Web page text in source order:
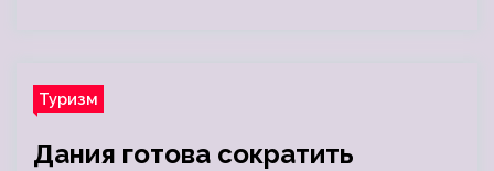
Туризм
Дания готова сократить